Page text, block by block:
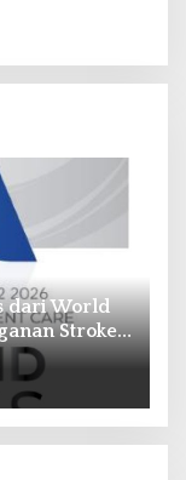
dari World
Stroke